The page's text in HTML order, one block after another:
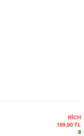
RİCH
189,90 TL
8